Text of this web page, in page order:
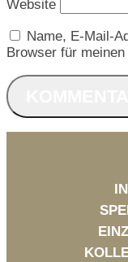
Website
Name, E-Mail-
Browser für